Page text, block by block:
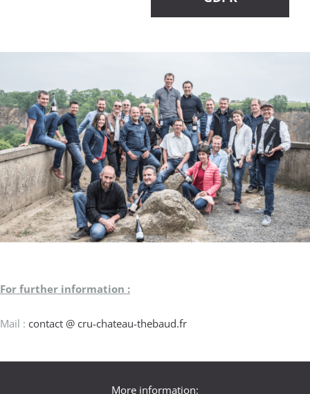
For further information :
Mail : contact @ cru-chateau-thebaud.fr
More information: